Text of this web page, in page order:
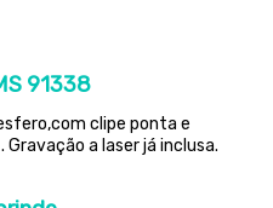
91338
clipe ponta e
a laser já inclusa.